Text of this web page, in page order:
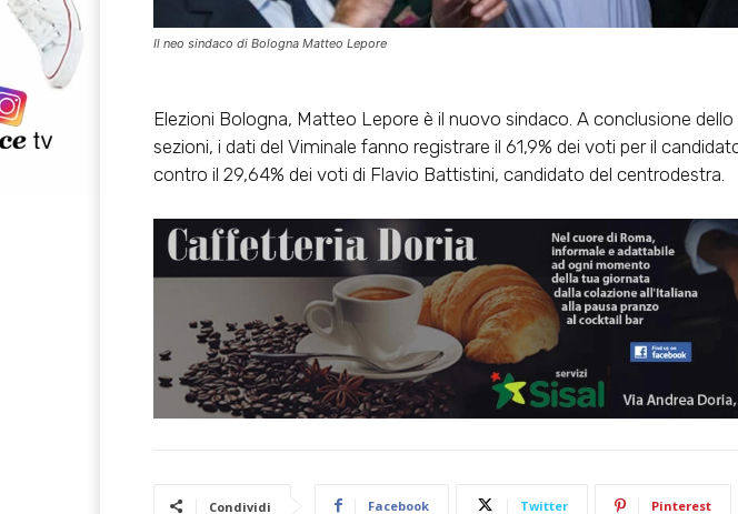
Il neo sindaco di Bologna Matteo Lepore
Elezioni Bologna, Matteo Lepore è il nuovo sindaco. A conclusione
sezioni, i dati del Viminale fanno registrare il 61,9% dei voti per il
contro il 29,64% dei voti di Flavio Battistini, candidato del centrodestra.
Condividi Facebook Twitter Pinterest